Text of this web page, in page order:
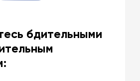
бдительными